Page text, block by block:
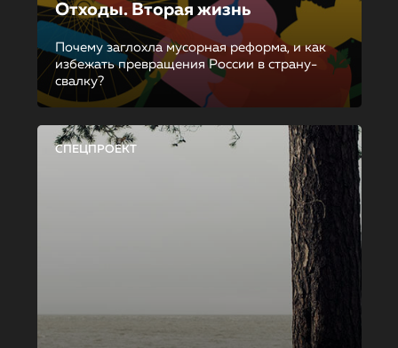
Отходы. Вторая жизнь
Почему заглохла мусорная реформа, и как
избежать превращения России в страну-
свалку?
СПЕЦПРОЕКТ